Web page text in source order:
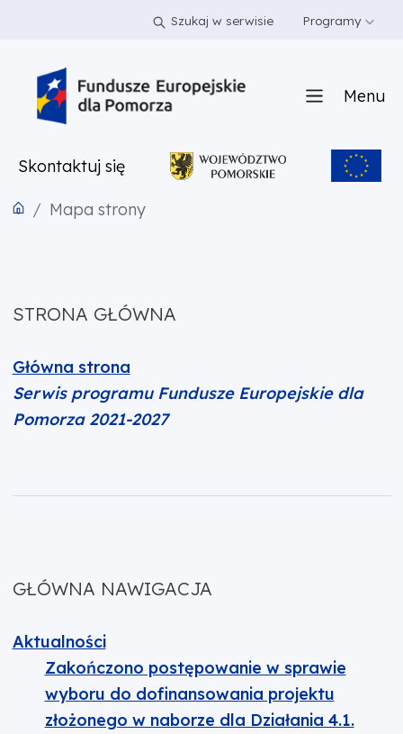
PRZEJDŹ DO TREŚCI Szukaj w serwisie Programy
Menu
Skontaktuj się
Mapa strony
STRONA GŁÓWNA
Główna strona
Serwis programu Fundusze Europejskie dla
Pomorza 2021-2027
GŁÓWNA NAWIGACJA
Aktualności
Zakończono postępowanie w sprawie
wyboru do dofinansowania projektu
złożonego w naborze dla Działania 4.1.